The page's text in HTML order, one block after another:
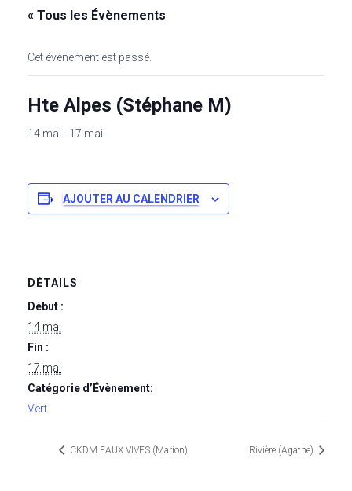
« Tous les Évènements
Cet évènement est passé.
Hte Alpes (Stéphane M)
14 mai - 17 mai
AJOUTER AU CALENDRIER
DÉTAILS
Début :
14 mai
Fin :
17 mai
Catégorie d’Évènement:
Vert
CKDM EAUX VIVES (Marion) Rivière (Agathe)